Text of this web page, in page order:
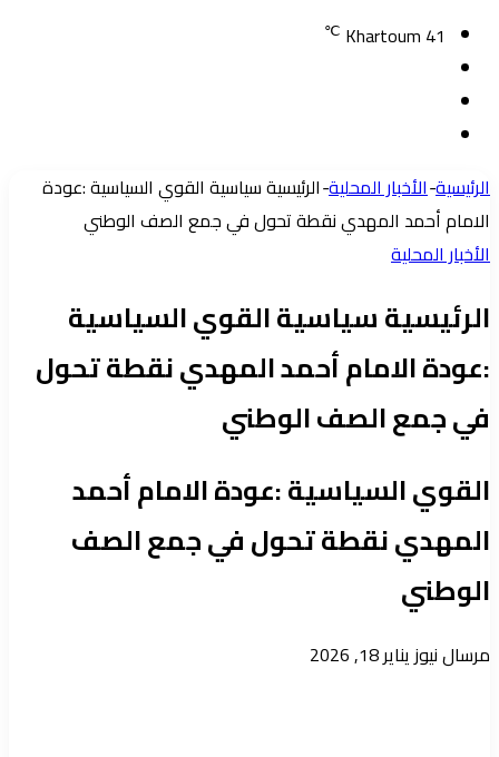
Khartoum 41
℃
جانبيالرئيسية-الأخبار المحلية-الرئيسية سياسية القوي السياسية :عودة
الامام أحمد المهدي نقطة تحول في جمع الصف الوطني
الأخبار المحلية
الرئيسية سياسية القوي السياسية
:عودة الامام أحمد المهدي نقطة تحول
في جمع الصف الوطني
القوي السياسية :عودة الامام أحمد
المهدي نقطة تحول في جمع الصف
الوطني
مرسال نيوز أرسل
يناير 18, 2026